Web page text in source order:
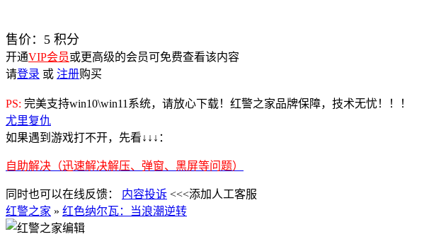
售价： 5 积分
开通VIP会员或更高级的会员可免费查看该内容
请登录 或 注册购买
PS: 完美支持win10\win11系统，请放心下载！红警之家品牌保障，技术无忧！！！
尤里复仇
如果遇到游戏打不开，先看↓↓↓：
自助解决（迅速解决解压、弹窗、黑屏等问题）
同时也可以在线反馈： 内容投诉 <<<添加人工客服
红警之家 » 红色纳尔瓦：当浪潮逆转